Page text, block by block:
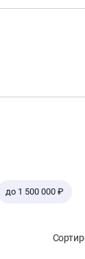
до 1 500 000 ₽